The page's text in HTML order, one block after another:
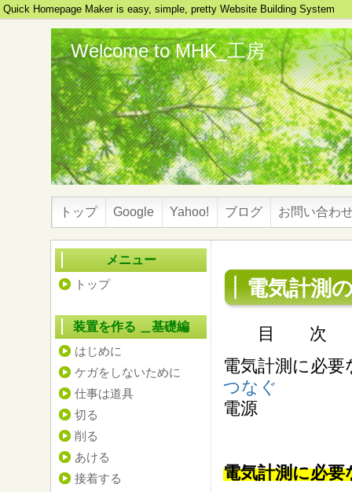
Quick Homepage Maker is easy, simple, pretty Website Building System
Welcome to MHK_工房
トップ Google Yahoo! ブログ お問い合わ
電気計測
目 次
電気計測に必要
つなぐ
電源
電気計測に必要
メニュー
トップ
装置を作る ＿基礎編
はじめに
ケガをしないために
仕事は道具
切る
削る
あける
接着する